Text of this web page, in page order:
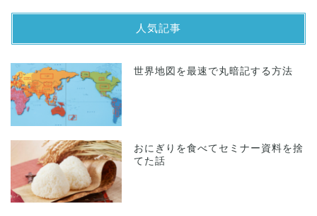
人気記事
世界地図を最速で丸暗記する方法
おにぎりを食べてセミナー資料を捨
てた話